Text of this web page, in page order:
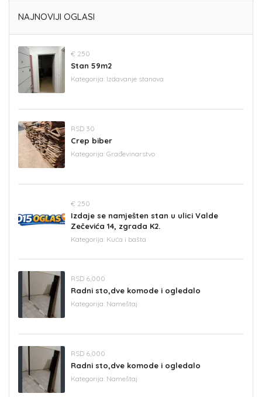
NAJNOVIJI OGLASI
€ 250
Stan 59m2
Kategorija: Izdavanje stanova
RSD 30
Crep biber
Kategorija: Građevinarstvo
€ 250
Izdaje se namješten stan u ulici Valde
Zečevića 14, zgrada K2.
Kategorija: Kuća i bašta
RSD 6,000
Radni sto,dve komode i ogledalo
Kategorija: Nameštaj
RSD 6,000
Radni sto,dve komode i ogledalo
Kategorija: Nameštaj